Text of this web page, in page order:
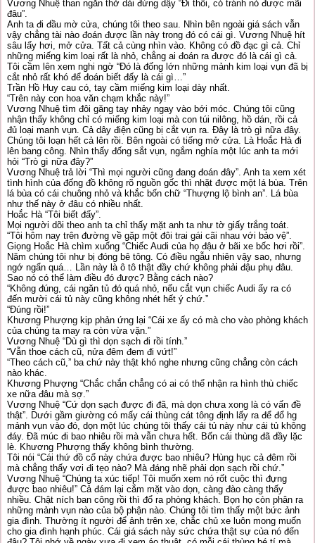
Vương Nhuệ than ngắn thở dài đứng dậy “Đi thôi, có tránh nó được mãi
đâu”.
Anh ta đi đầu mờ cửa, chúng tôi theo sau. Nhìn bên ngoài giá sách vẫn
vậy chẳng tài nào đoán được lần này trong đó có cái gì. Vương Nhuệ hít
sâu lấy hơi, mở cửa. Tất cả cùng nhìn vào. Không có đồ đạc gì cả. Chỉ
những miếng kim loại rất là nhỏ, chẳng ai đoán ra được đó là cái gì cả.
Tôi cầm lên xem nghi ngờ “Đó là đống lớn những mảnh kim loại vụn đã bị
cắt nhỏ rất khó để đoán biết đấy là cái gì…”
Trần Hồ Huy cau có, tay cầm miếng kim loại dày nhất.
“Trên này con hoa văn chạm khắc này!”
Vương Nhuệ tìm đôi găng tay nhảy ngay vào bới móc. Chúng tôi cũng
nhận thấy không chỉ có miếng kim loại mà con túi nilông, hồ dán, rồi cả
đủ loại manh vụn. Cả dây điện cũng bị cắt vụn ra. Đây là trò gì nữa đây.
Chúng tôi loạn hết cả lên rồi. Bên ngoài có tiếng mở cửa. Là Hoắc Hà đi
lên bang công. Nhìn thấy đống sắt vụn, ngắm nghía một lúc anh ta mới
hỏi “Trò gì nữa đây?”
Vương Nhuệ trả lời “Thì mọi người cũng đang đoán đây”. Anh ta xem xét
tình hình của đống đồ không rõ nguồn gốc thì nhặt được một lá bùa. Trên
lá bùa có cái chuông nhỏ và khắc bốn chữ “Thượng lộ bình an”. Lá bùa
như thế này ở đâu có nhiều nhất.
Hoắc Hà “Tôi biết đấy”.
Mọi người dõi theo anh ta chỉ thấy mặt anh ta như tờ giấy trắng toát.
“Tôi hôm nay trên đường về gặp một đôi trai gái cãi nhau với bảo vệ”.
Giọng Hoắc Hà chìm xuống “Chiếc Audi của họ đậu ở bãi xe bốc hơi rồi”.
Năm chúng tôi như bị đóng bê tông. Có điều ngẫu nhiên vậy sao, nhưng
ngớ ngẩn quá… Lần này là ô tô thật đầy chứ không phải đậu phụ đâu.
Sao nó có thể làm điều đó được? Bằng cách nào?
“Không đúng, cái ngăn tủ đó quá nhỏ, nếu cắt vụn chiếc Audi ấy ra có
đến mười cái tủ này cũng không nhét hết ý chứ.”
“Đúng rồi!”
Khương Phượng kịp phản ứng lại “Cái xe ấy có mà cho vào phòng khách
của chúng ta may ra còn vừa vặn.”
Vương Nhuệ “Dù gì thì dọn sạch đi rồi tính.”
“Vẫn thoe cách cũ, nửa đêm đem đi vứt!”
“Theo cách cũ,” ba chứ này thật khó nghe nhưng cũng chẳng còn cách
nào khác.
Khương Phượng “Chắc chắn chẳng có ai có thể nhận ra hình thù chiếc
xe nữa đâu mà sợ.”
Vương Nhuệ “Cứ dọn sạch được đi đã, mà dọn chưa xong là có vấn đề
thật”. Dưới gầm giường có mấy cái thùng cát tông định lấy ra để đổ hg
mảnh vụn vào đó, dọn một lúc chúng tôi thấy cái tủ này như cái tủ không
đáy. Đã múc đi bao nhiêu rồi mà vẫn chưa hết. Bốn cái thùng đã đầy lặc
lè. Khương Phượng thấy không bình thường.
Tôi nói “Cái thứ đồ cổ này chứa được bao nhiêu? Hùng hục cả đêm rồi
mà chẳng thấy vơi đi tẹo nào? Mà đáng nhẽ phải dọn sạch rồi chứ.”
Vương Nhuệ “Chúng ta xúc tiếp! Tôi muốn xem nó rốt cuộc thì đựng
được bao nhiêu!” Cả đám lại cắm mặt vào dọn, càng đào càng thấy
nhiều. Chật ních ban công rồi thì đổ ra phòng khách. Bọn họ còn phân ra
những mảnh vụn nào của bộ phận nào. Chúng tôi tìm thấy một bức ảnh
gia đình. Thường ít người để ảnh trên xe, chắc chủ xe luôn mong muốn
cho gia đình hạnh phúc. Cái giá sách này sức chứa thật sự của nó đến